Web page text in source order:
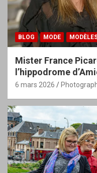
BLOG MODE
Mister France
l’hippodrome
6 mars 2026